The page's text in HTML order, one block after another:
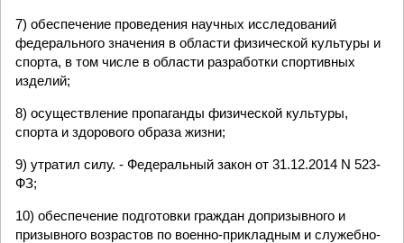
7) обеспечение проведения научных исследований
федерального значения в области физической культуры и
спорта, в том числе в области разработки спортивных
изделий;
8) осуществление пропаганды физической культуры,
спорта и здорового образа жизни;
9) утратил силу. - Федеральный закон от 31.12.2014 N 523-
ФЗ;
10) обеспечение подготовки граждан допризывного и
призывного возрастов по военно-прикладным и служебно-